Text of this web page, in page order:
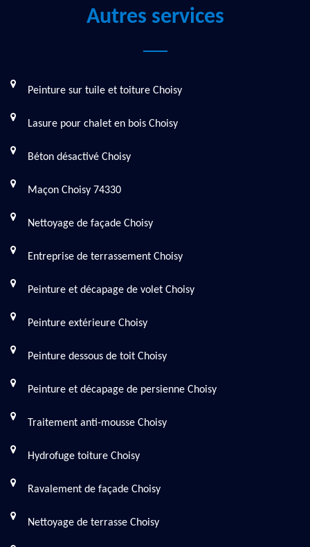
Autres services
Peinture sur tuile et toiture Choisy
Lasure pour chalet en bois Choisy
Béton désactivé Choisy
Maçon Choisy 74330
Nettoyage de façade Choisy
Entreprise de terrassement Choisy
Peinture et décapage de volet Choisy
Peinture extérieure Choisy
Peinture dessous de toit Choisy
Peinture et décapage de persienne Choisy
Traitement anti-mousse Choisy
Hydrofuge toiture Choisy
Ravalement de façade Choisy
Nettoyage de terrasse Choisy